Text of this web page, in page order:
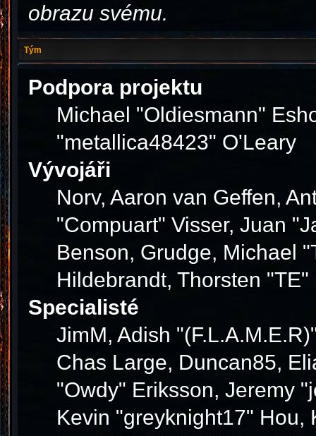
obrazu svému.
Tým
Podpora projektu
Michael "Oldiesmann"
"metallica48423" O'Leary
Vývojáři
Norv, Aaron van Geffen,
"Compuart" Visser, Juan
Benson, Grudge, Michael
Hildebrandt, Thorsten
Specialisté
JimM, Adish
Chas Large, Duncan85,
"Owdy" Eriksson, Jeremy
Kevin "greyknight17" Hou,